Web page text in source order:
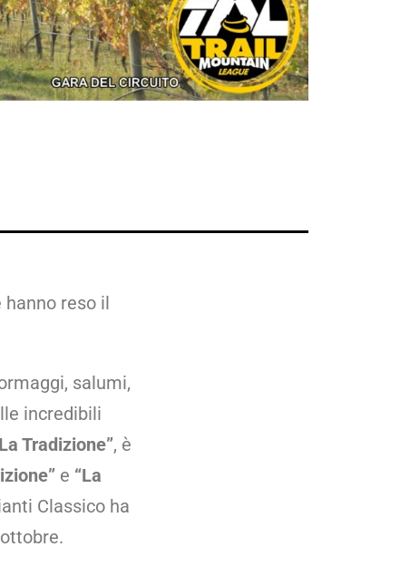
reso il
salumi,
incredibili
Tradizione”, è
e “La
Classico ha